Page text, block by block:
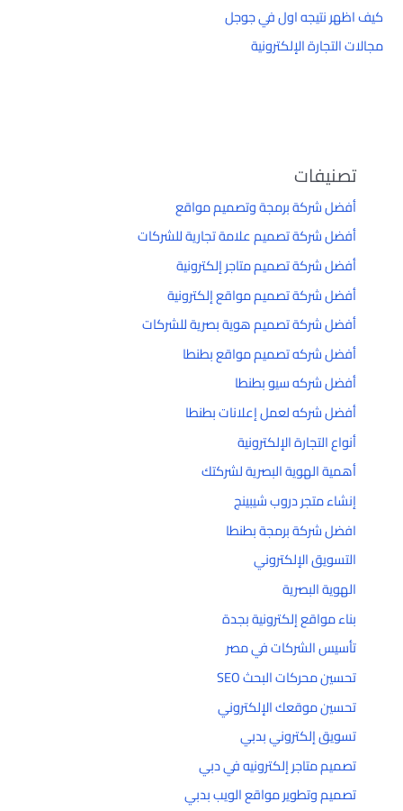
كيف اظهر نتيجه اول في جوجل
مجالات التجارة الإلكترونية
تصنيفات
أفضل شركة برمجة وتصميم مواقع
أفضل شركة تصميم علامة تجارية للشركات
أفضل شركة تصميم متاجر إلكترونية
أفضل شركة تصميم مواقع إلكترونية
أفضل شركة تصميم هوية بصرية للشركات
أفضل شركه تصميم مواقع بطنطا
أفضل شركه سيو بطنطا
أفضل شركه لعمل إعلانات بطنطا
أنواع التجارة الإلكترونية
أهمية الهوية البصرية لشركتك
إنشاء متجر دروب شيبينج
افضل شركة برمجة بطنطا
التسويق الإلكتروني
الهوية البصرية
بناء مواقع إلكترونية بجدة
تأسيس الشركات في مصر
تحسين محركات البحث SEO
تحسين موقعك الإلكتروني
تسويق إلكتروني بدبي
تصميم متاجر إلكترونيه في دبي
تصميم وتطوير مواقع الويب بدبي